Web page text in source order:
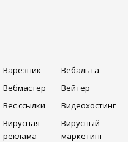
Варезник
Вебальта
Вебмастер
Вейтер
Вес ссылки
Видеохостинг
Вирусная
реклама
Вирусный
маркетинг